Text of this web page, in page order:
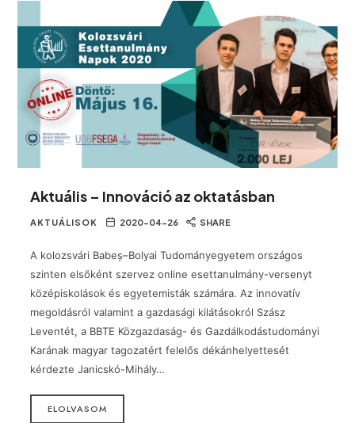
Aktuális – Innováció az oktatásban
AKTUÁLISOK 2020-04-26 SHARE
A kolozsvári Babeș–Bolyai Tudományegyetem országos
szinten elsőként szervez online esettanulmány-versenyt
középiskolások és egyetemisták számára. Az innovatív
megoldásról valamint a gazdasági kilátásokról Szász
Leventét, a BBTE Közgazdaság- és Gazdálkodástudományi
Karának magyar tagozatért felelős dékánhelyettesét
kérdezte Janicskó-Mihály…
ELOLVASOM